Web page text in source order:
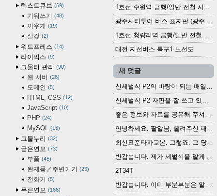
텍스트큐브 69
기워쓰기 48
끼우개 19
살갗 2
워드프레스 14
라이믹스 9
그물터 관리 90
웹 서버 26
도메인 5
HTML, CSS 12
JavaScript 10
PHP 24
MySQL 13
그물누리 32
굳은연모 73
부품 45
완제품／주변기기 23
전화기 5
무른연모 166
1호선 수원역 급행/일반 전철 시간표 (2025.12.30~)
광주시티투어 버스 표지판 (광주역 정류장) (2024?)
1호선 청량리역 급행/일반 전철 시간표 · 노선도 (2025.12.30~)
대전 지선버스 특구1 노선도
새 덧글
신세벌식 P2의 바탕이 되는 배열이나 주요 기능...
신세벌식 P2 자판을 잘 쓰고 있습니다. 쓰기 편리...
좋은 정보와 자료를 공유해 주셔서 고맙습니다....
안녕하세요. 팥알님, 올려주신 패치 여러모로 감사...
최신표준타자교본. 그렇죠. 그 당시에 최신 표준...
반갑습니다. 제가 세벌식을 알게 되어 세벌식 써...
2T34T
반갑습니다. 이미 부분부분은 알려진 정보들이...